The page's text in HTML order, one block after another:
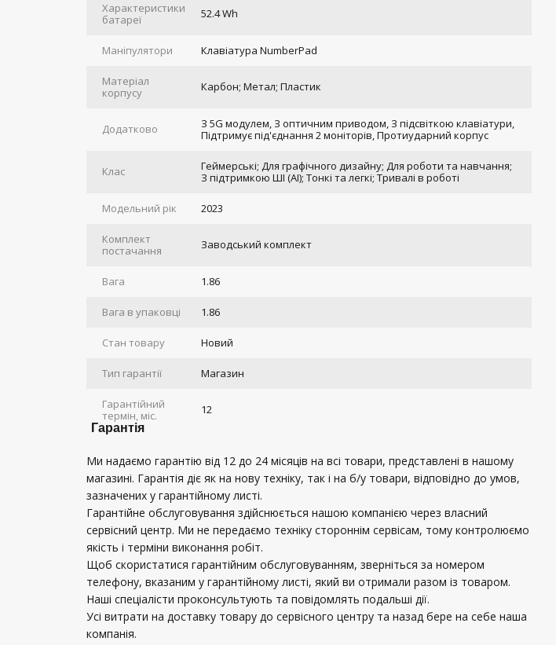
Характеристики
батареї
52.4 Wh
Маніпулятори Клавіатура NumberPad
Матеріал
корпусу
Карбон; Метал; Пластик
Додатково
З 5G модулем, З оптичним приводом, З підсвіткою клавіатури,
Підтримує під'єднання 2 моніторів, Протиударний корпус
Клас
Геймерські; Для графічного дизайну; Для роботи та навчання;
З підтримкою ШІ (AI); Тонкі та легкі; Тривалі в роботі
Модельний рік 2023
Комплект
постачання
Заводський комплект
Вага 1.86
Вага в упаковці 1.86
Стан товару Новий
Тип гарантії Магазин
Гарантійний
термін, міс.
12
Гарантія
Ми надаємо гарантію від 12 до 24 місяців на всі товари, представлені в нашому
магазині. Гарантія діє як на нову техніку, так і на б/у товари, відповідно до умов,
зазначених у гарантійному листі.
Гарантійне обслуговування здійснюється нашою компанією через власний
сервісний центр. Ми не передаємо техніку стороннім сервісам, тому контролюємо
якість і терміни виконання робіт.
Щоб скористатися гарантійним обслуговуванням, зверніться за номером
телефону, вказаним у гарантійному листі, який ви отримали разом із товаром.
Наші спеціалісти проконсультують та повідомлять подальші дії.
Усі витрати на доставку товару до сервісного центру та назад бере на себе наша
компанія.